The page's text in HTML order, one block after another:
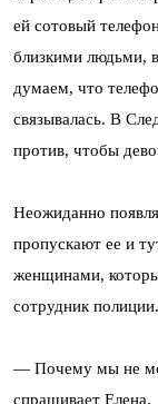
ей сотовый
близкими людьми,
думаем, что
связывалась. В
против, чтобы
Неожиданно
пропускают ее и
женщинами,
сотрудник полиции.
— Почему мы не
спрашивает Елена.